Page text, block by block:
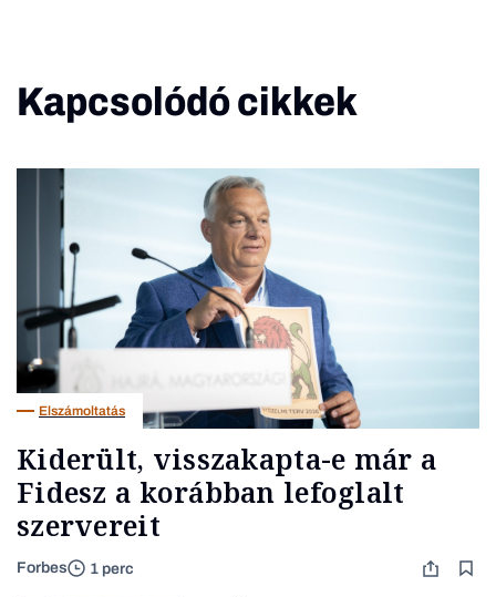
Kapcsolódó cikkek
Elszámoltatás
Kiderült, visszakapta-e már a
Fidesz a korábban lefoglalt
szervereit
Forbes 1 perc